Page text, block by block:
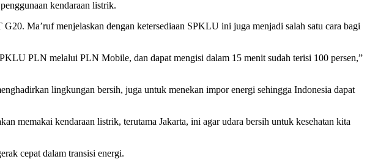
kendaraan listrik.
Ma’ruf menjelaskan dengan ketersediaan SPKLU ini juga menjadi salah satu cara bagi
PLN melalui PLN Mobile, dan dapat mengisi dalam 15 menit sudah terisi 100 persen,”
lingkungan bersih, juga untuk menekan impor energi sehingga Indonesia dapat
memakai kendaraan listrik, terutama Jakarta, ini agar udara bersih untuk kesehatan kita
cepat dalam transisi energi.